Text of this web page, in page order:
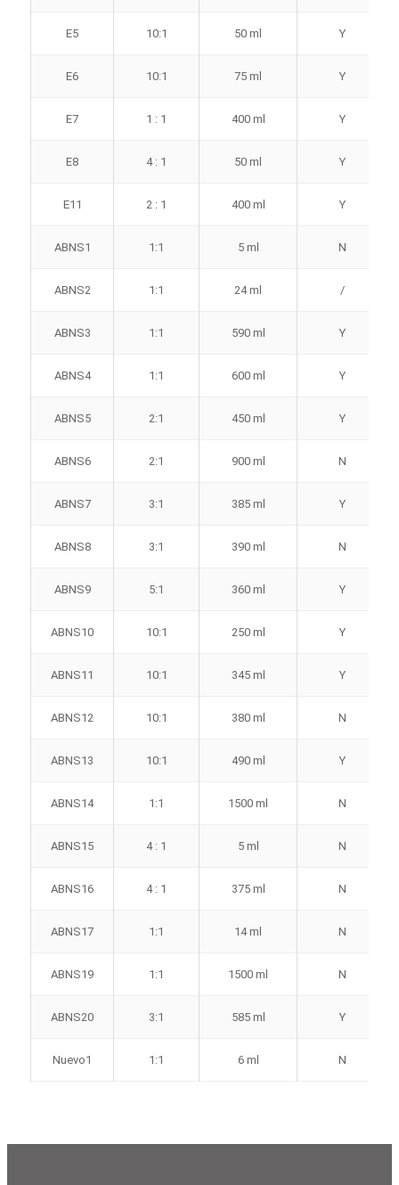
E5 10:1 50 ml Y
E6 10:1 75 ml Y
E7 1 : 1 400 ml Y
E8 4 : 1 50 ml Y
E11 2 : 1 400 ml Y
ABNS1 1:1 5 ml N
ABNS2 1:1 24 ml /
ABNS3 1:1 590 ml Y
ABNS4 1:1 600 ml Y
ABNS5 2:1 450 ml Y
ABNS6 2:1 900 ml N
ABNS7 3:1 385 ml Y
ABNS8 3:1 390 ml N
ABNS9 5:1 360 ml Y
ABNS10 10:1 250 ml Y
ABNS11 10:1 345 ml Y
ABNS12 10:1 380 ml N
ABNS13 10:1 490 ml Y
ABNS14 1:1 1500 ml N
ABNS15 4 : 1 5 ml N
ABNS16 4 : 1 375 ml N
ABNS17 1:1 14 ml N
ABNS19 1:1 1500 ml N
ABNS20 3:1 585 ml Y
Nuevo1 1:1 6 ml N